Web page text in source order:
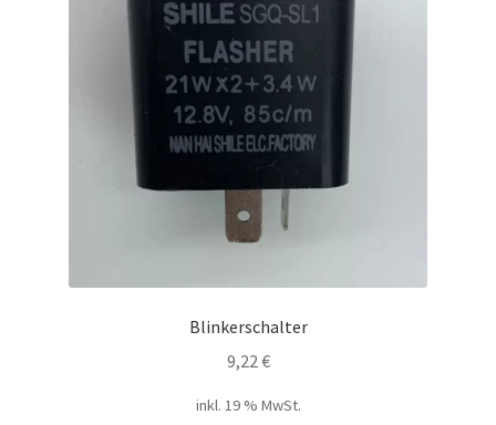
Blinkerschalter
9,22 €
inkl. 19 % MwSt.